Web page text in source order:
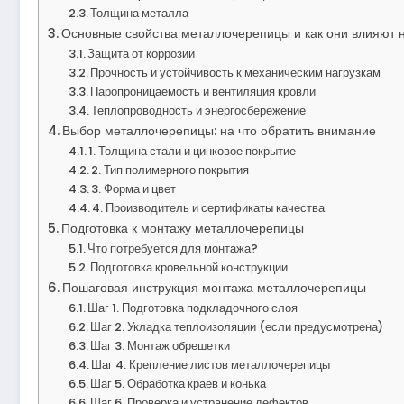
Толщина металла
Основные свойства металлочерепицы и как они влияют
Защита от коррозии
Прочность и устойчивость к механическим нагрузкам
Паропроницаемость и вентиляция кровли
Теплопроводность и энергосбережение
Выбор металлочерепицы: на что обратить внимание
1. Толщина стали и цинковое покрытие
2. Тип полимерного покрытия
3. Форма и цвет
4. Производитель и сертификаты качества
Подготовка к монтажу металлочерепицы
Что потребуется для монтажа?
Подготовка кровельной конструкции
Пошаговая инструкция монтажа металлочерепицы
Шаг 1. Подготовка подкладочного слоя
Шаг 2. Укладка теплоизоляции (если предусмотрена)
Шаг 3. Монтаж обрешетки
Шаг 4. Крепление листов металлочерепицы
Шаг 5. Обработка краев и конька